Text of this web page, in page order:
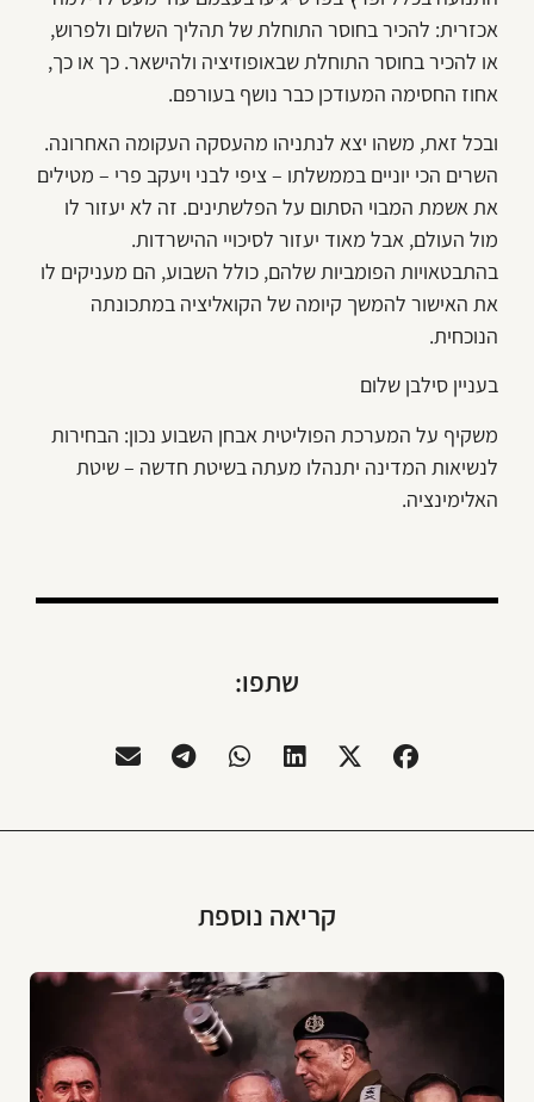
אכזרית: להכיר בחוסר התוחלת של תהליך השלום ולפרוש,
או להכיר בחוסר התוחלת שבאופוזיציה ולהישאר. כך או כך,
אחוז החסימה המעודכן כבר נושף בעורפם.
ובכל זאת, משהו יצא לנתניהו מהעסקה העקומה האחרונה.
השרים הכי יוניים בממשלתו – ציפי לבני ויעקב פרי – מטילים
את אשמת המבוי הסתום על הפלשתינים. זה לא יעזור לו
מול העולם, אבל מאוד יעזור לסיכויי ההישרדות.
בהתבטאויות הפומביות שלהם, כולל השבוע, הם מעניקים לו
את האישור להמשך קיומה של הקואליציה במתכונתה
הנוכחית.
בעניין סילבן שלום
משקיף על המערכת הפוליטית אבחן השבוע נכון: הבחירות
לנשיאות המדינה יתנהלו מעתה בשיטת חדשה – שיטת
האלימינציה.
שתפו:
קריאה נוספת